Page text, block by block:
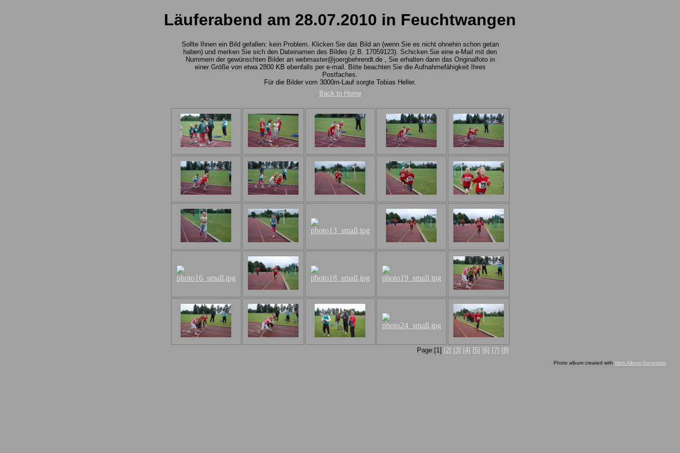
Läuferabend am 28.07.2010 in Feuchtwangen
Sollte Ihnen ein Bild gefallen: kein Problem. Klicken Sie das Bild an (wenn Sie es nicht ohnehin schon getan
haben) und merken Sie sich den Dateinamen des Bildes (z.B. 17059123). Schicken Sie eine e-Mail mit den
Nummern der gewünschten Bilder an webmaster@joergbehrendt.de , Sie erhalten dann das Originalfoto in
einer Größe von etwa 2800 KB ebenfalls per e-mail. Bitte beachten Sie die Aufnahmefähigkeit Ihres
Postfaches.
Für die Bilder vom 3000m-Lauf sorgte Tobias Heller.
Back to Home
Page:[1] [2] [3] [4] [5] [6] [7] [8]
Photo album created with Web Album Generator